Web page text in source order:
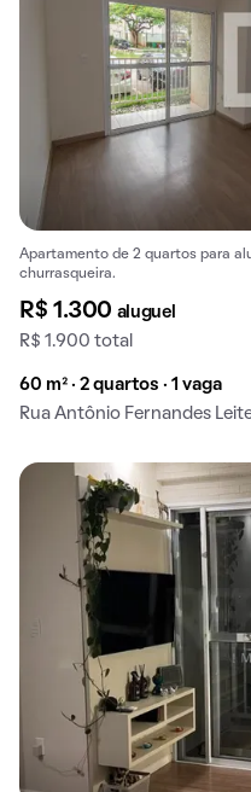
Apartamento de 2 quartos para
churrasqueira.
R$ 1.300 aluguel
R$ 1.900 total
60 m² · 2 quartos · 1 vaga
Rua Antônio Fernandes